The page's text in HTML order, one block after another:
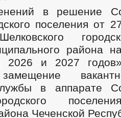
в решение
поселения от
района
2026 и 2027
в аппарате
Чеченской